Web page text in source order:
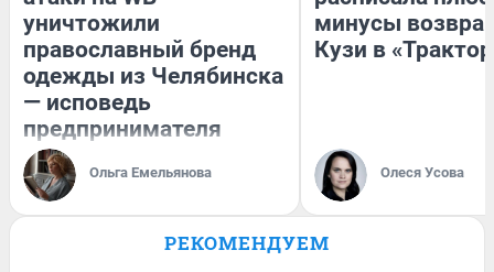
уничтожили
православный бренд
одежды из Челябинска
— исповедь
предпринимателя
Ольга Емельянова
минусы
Кузи в
Олеся Усова
РЕКОМЕНДУЕМ